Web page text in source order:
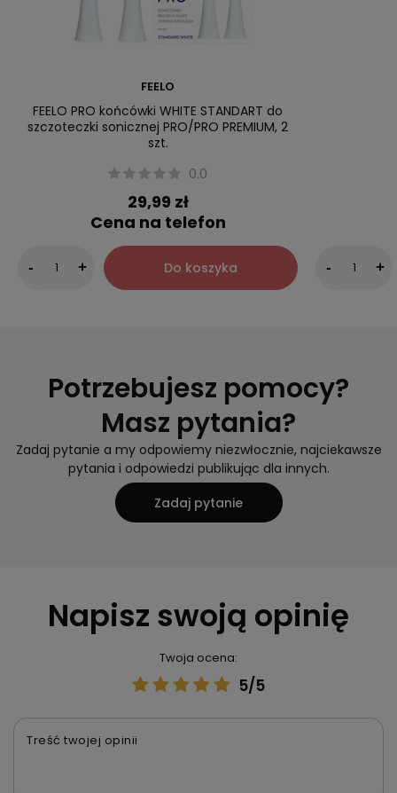
FEELO
FEELO PRO końcówki WHITE STANDART do
szczoteczki sonicznej PRO/PRO PREMIUM, 2
szt.
0.0
29,99 zł
Cena na telefon
- + Do koszyka - +
Potrzebujesz pomocy?
Masz pytania?
Zadaj pytanie a my odpowiemy niezwłocznie, najciekawsze
pytania i odpowiedzi publikując dla innych.
Zadaj pytanie
Napisz swoją opinię
Twoja ocena:
5/5
Treść twojej opinii